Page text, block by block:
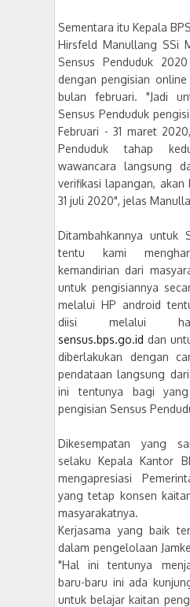
Sementara itu Kepala
Hirsfeld Manullang SSi
Sensus Penduduk
dengan pengisian
bulan februari. "Jadi
Sensus Penduduk
Februari - 31 maret
Penduduk tahap
wawancara langsung
verifikasi lapangan, akan
31 juli 2020", jelas
Ditambahkannya untuk
tentu kami
kemandirian dari
untuk pengisiannya
melalui HP android
diisi melalui
sensus.bps.go.id dan
diberlakukan dengan
pendataan langsung
ini tentunya bagi
pengisian Sensus
Dikesempatan yang
selaku Kepala Kantor
mengapresiasi
yang tetap konsen
masyarakatnya.
Kerjasama yang baik
dalam pengelolaan
"Hal ini tentunya
baru-baru ini ada
untuk belajar kaitan